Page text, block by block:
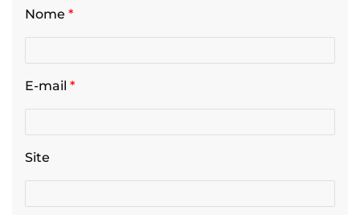
Nome *
E-mail *
Site